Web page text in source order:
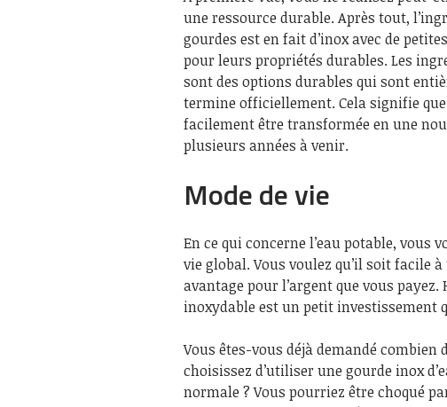
une ressource durable. Après tout,
gourdes est en fait d’inox avec de
pour leurs propriétés durables. Les
sont des options durables qui sont
termine officiellement. Cela signifie
facilement être transformée en une
plusieurs années à venir.
Mode de vie
En ce qui concerne l’eau potable, vous
vie global. Vous voulez qu’il soit facile
avantage pour l’argent que vous
inoxydable est un petit
Vous êtes-vous déjà demandé combien
choisissez d’utiliser une gourde inox
normale ? Vous pourriez être choqué